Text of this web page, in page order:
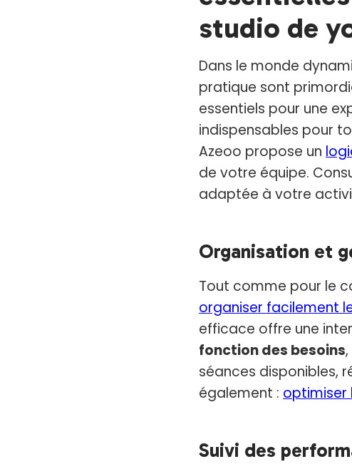
studio de
Dans le monde
pratique sont
essentiels pour une
indispensables pour
Azeoo propose un
de votre équipe.
adaptée à votre
Organisation et
Tout comme pour le
organiser facilement
efficace offre une
fonction des besoins
séances disponibles,
également : optimiser
Suivi des